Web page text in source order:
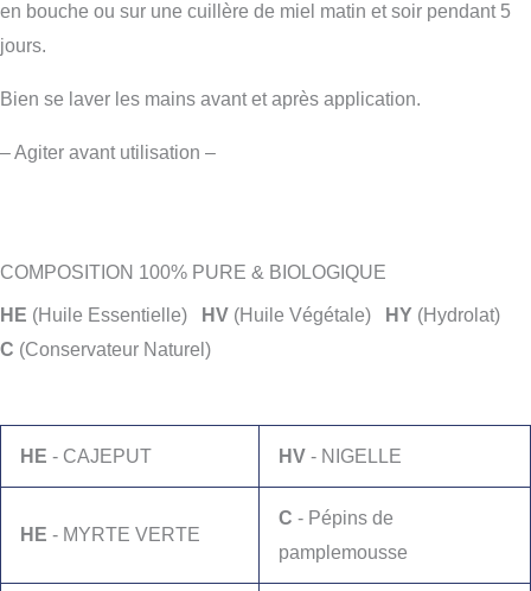
en bouche ou sur une cuillère de miel matin et soir pendant 5
jours.
Bien se laver les mains avant et après application.
– Agiter avant utilisation –
COMPOSITION 100% PURE & BIOLOGIQUE
HE (Huile Essentielle) HV (Huile Végétale) HY (Hydrolat)
C (Conservateur Naturel)
HE - CAJEPUT HV - NIGELLE
HE - MYRTE VERTE
C - Pépins de
pamplemousse